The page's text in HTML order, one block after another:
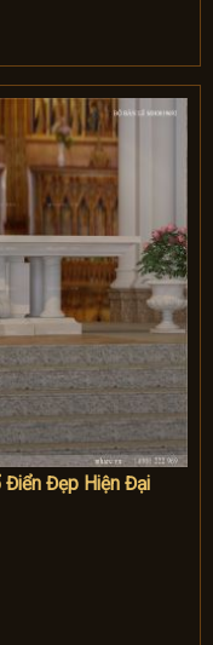
Điển Đẹp Hiện Đại